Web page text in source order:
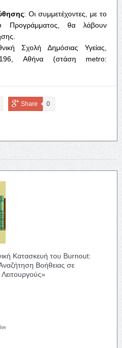
: Οι συμμετέχοντες, με το
Προγράμματος, θα λάβουν
Σχολή Δημόσιας Υγείας,
Αθήνα (στάση metro:
Share 0
Κατασκευή του Burnout:
Βοήθειας σε